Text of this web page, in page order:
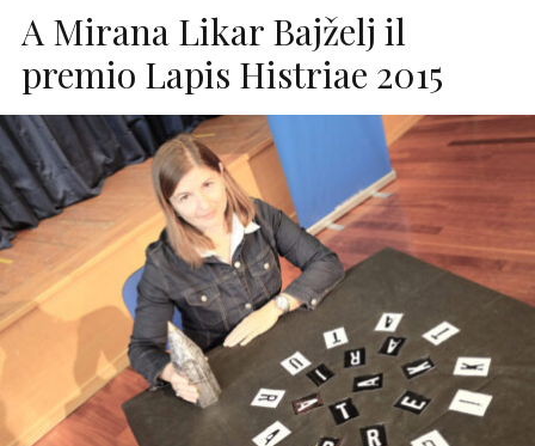
A Mirana Likar Bajželj il
premio Lapis Histriae 2015